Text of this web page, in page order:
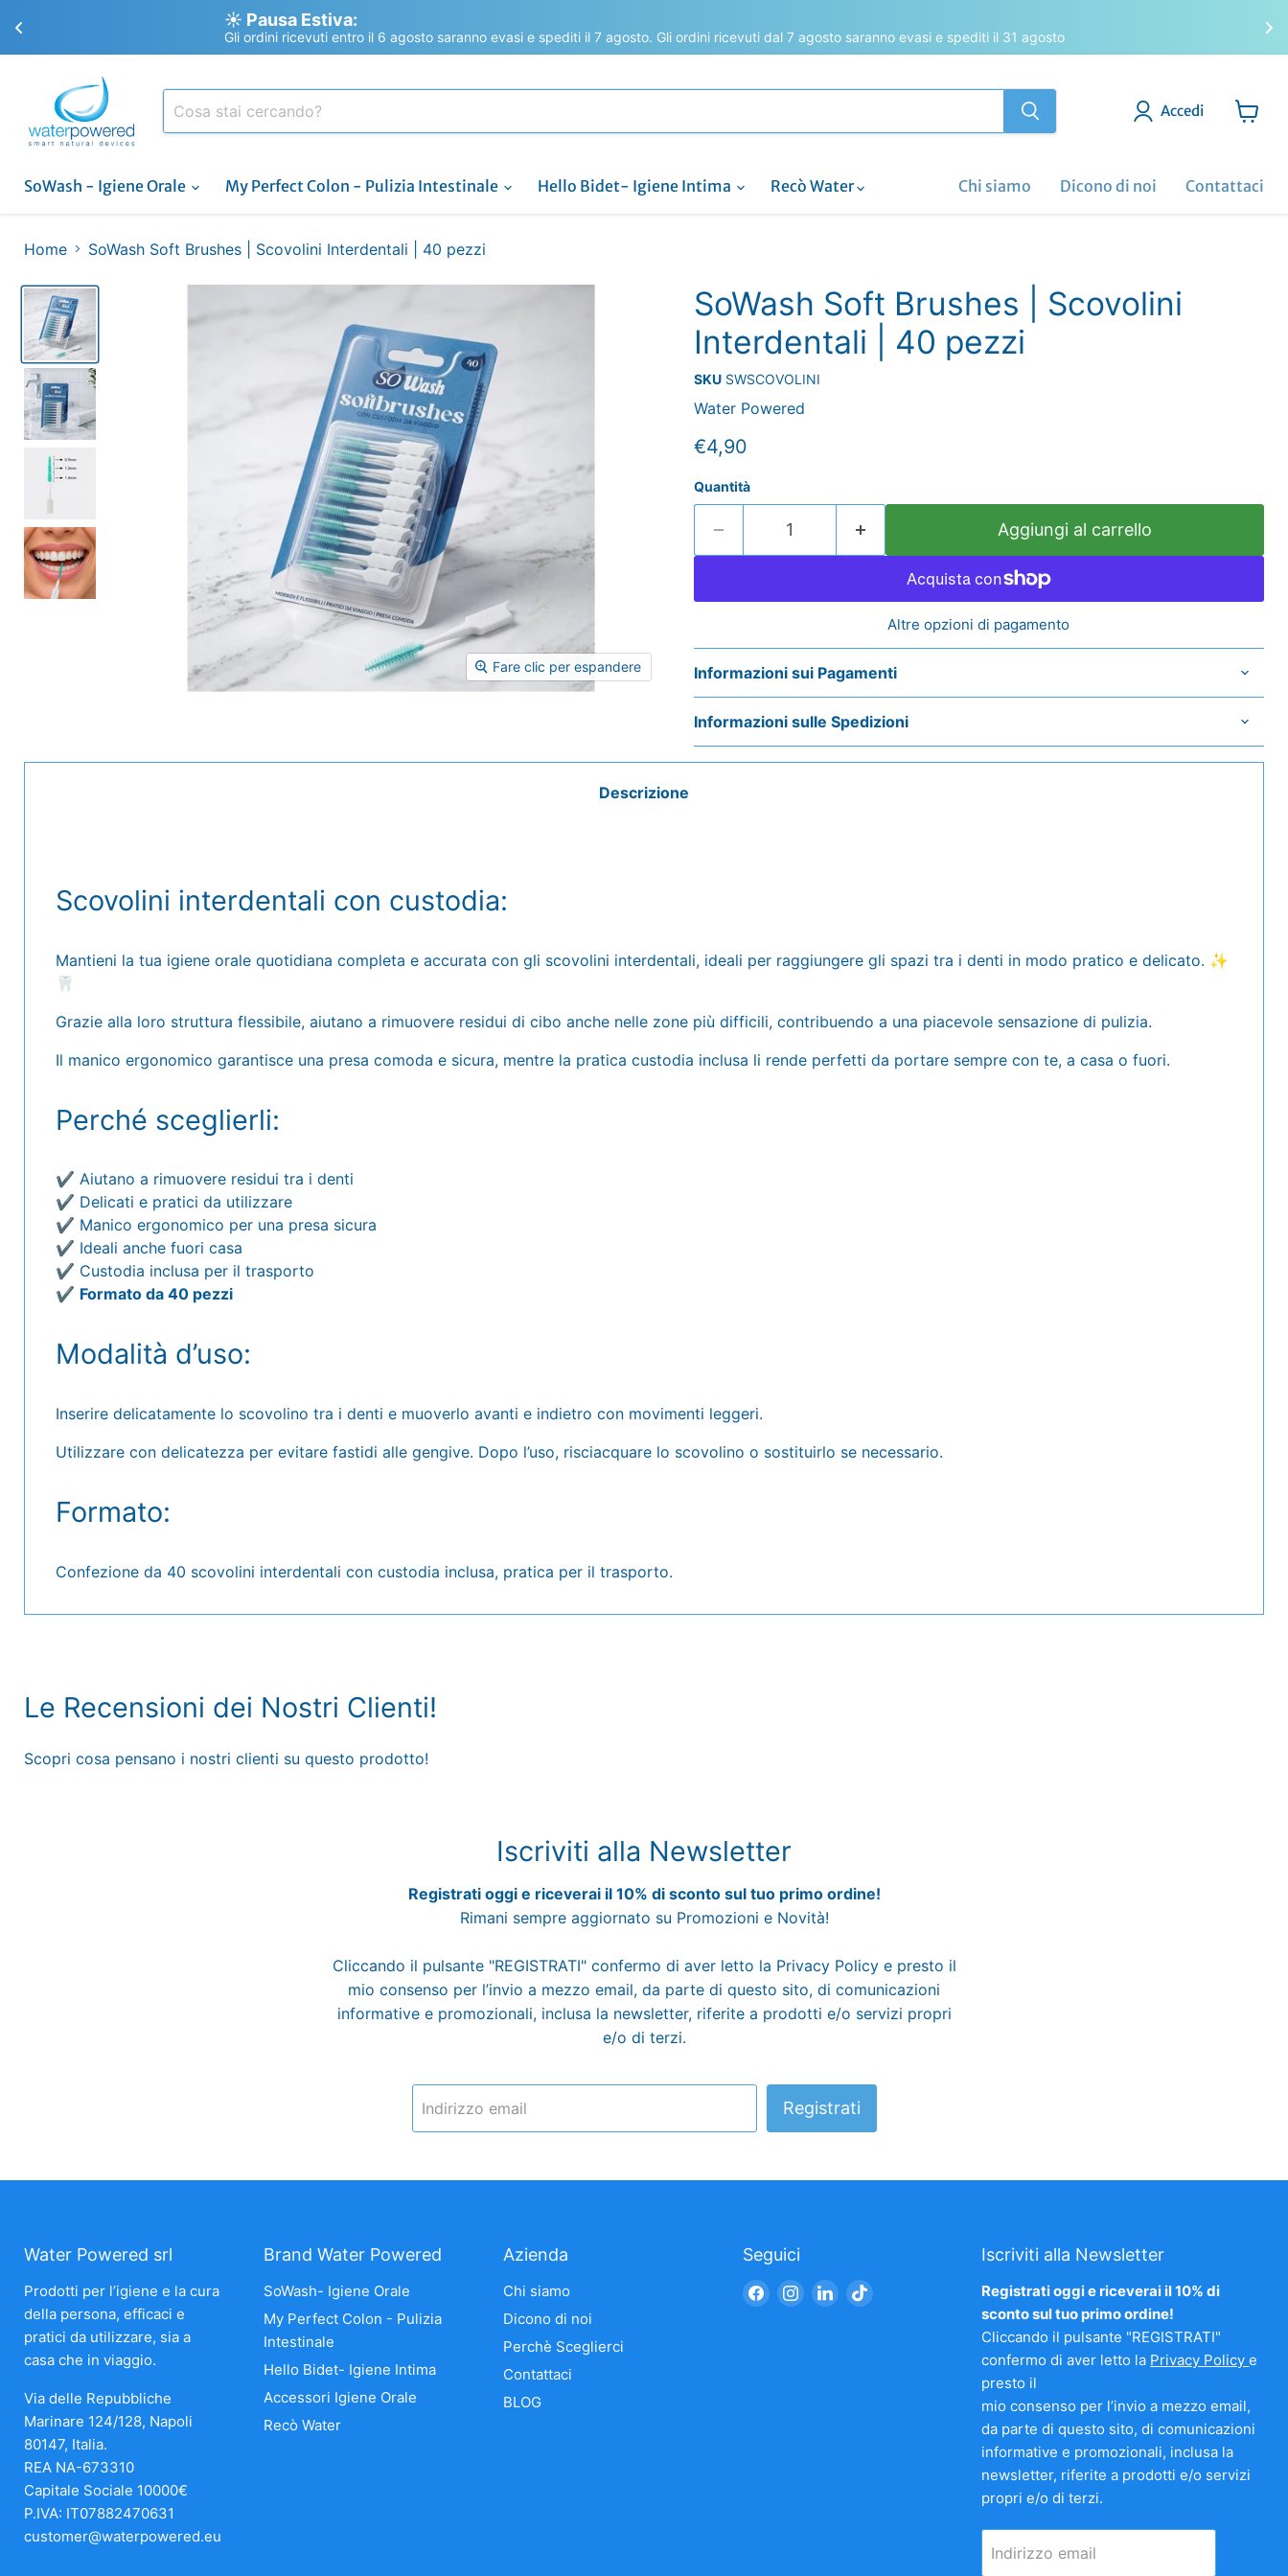
☀️ Pausa Estiva:
Gli ordini ricevuti entro il 6 agosto saranno evasi e spediti il 7 agosto. Gli ordini ricevuti dal 7 agosto saranno evasi e spediti il 31 agosto
Accedi
SoWash - Igiene Orale
My Perfect Colon - Pulizia Intestinale Hello Bidet- Igiene Intima Recò Water Chi siamo Dicono di noi Contattaci
Home SoWash Soft Brushes | Scovolini Interdentali | 40 pezzi
Fare clic per espandere
SoWash Soft Brushes | Scovolini
Interdentali | 40 pezzi
SKU SWSCOVOLINI
Water Powered
Prezzo attuale
€4,90
Quantità
Aggiungi al carrello
Altre opzioni di pagamento
Informazioni sui Pagamenti
Informazioni sulle Spedizioni
Descrizione
Scovolini interdentali con custodia:
Mantieni la tua igiene orale quotidiana completa e accurata con gli scovolini interdentali, ideali per raggiungere gli spazi tra i denti in modo pratico e delicato. ✨
🦷
Grazie alla loro struttura flessibile, aiutano a rimuovere residui di cibo anche nelle zone più difficili, contribuendo a una piacevole sensazione di pulizia.
Il manico ergonomico garantisce una presa comoda e sicura, mentre la pratica custodia inclusa li rende perfetti da portare sempre con te, a casa o fuori.
Perché sceglierli:
✔️ Aiutano a rimuovere residui tra i denti
✔️ Delicati e pratici da utilizzare
✔️ Manico ergonomico per una presa sicura
✔️ Ideali anche fuori casa
✔️ Custodia inclusa per il trasporto
✔️ Formato da 40 pezzi
Modalità d’uso:
Inserire delicatamente lo scovolino tra i denti e muoverlo avanti e indietro con movimenti leggeri.
Utilizzare con delicatezza per evitare fastidi alle gengive. Dopo l’uso, risciacquare lo scovolino o sostituirlo se necessario.
Formato:
Confezione da 40 scovolini interdentali con custodia inclusa, pratica per il trasporto.
Le Recensioni dei Nostri Clienti!
Scopri cosa pensano i nostri clienti su questo prodotto!
Iscriviti alla Newsletter
Registrati oggi e riceverai il 10% di sconto sul tuo primo ordine!
Rimani sempre aggiornato su Promozioni e Novità!
Cliccando il pulsante "REGISTRATI" confermo di aver letto la Privacy Policy e presto il
mio consenso per l’invio a mezzo email, da parte di questo sito, di comunicazioni
informative e promozionali, inclusa la newsletter, riferite a prodotti e/o servizi propri
e/o di terzi.
Indirizzo email Registrati
Water Powered srl
Prodotti per l’igiene e la cura
della persona, efficaci e
pratici da utilizzare, sia a
casa che in viaggio.
Via delle Repubbliche
Marinare 124/128, Napoli
80147, Italia.
REA NA-673310
Capitale Sociale 10000€
P.IVA: IT07882470631
customer@waterpowered.eu
Brand Water Powered
SoWash- Igiene Orale
My Perfect Colon - Pulizia
Intestinale
Hello Bidet- Igiene Intima
Accessori Igiene Orale
Recò Water
Azienda
Chi siamo
Dicono di noi
Perchè Sceglierci
Contattaci
BLOG
Seguici
TrovaciTrovaciTrovaciTrovaci
Iscriviti alla Newsletter
Registrati oggi e riceverai il 10% di
sconto sul tuo primo ordine!
Cliccando il pulsante "REGISTRATI"
confermo di aver letto la Privacy Policye
presto il
mio consenso per l’invio a mezzo email,
da parte di questo sito, di comunicazioni
informative e promozionali, inclusa la
newsletter, riferite a prodotti e/o servizi
propri e/o di terzi.
Indirizzo email